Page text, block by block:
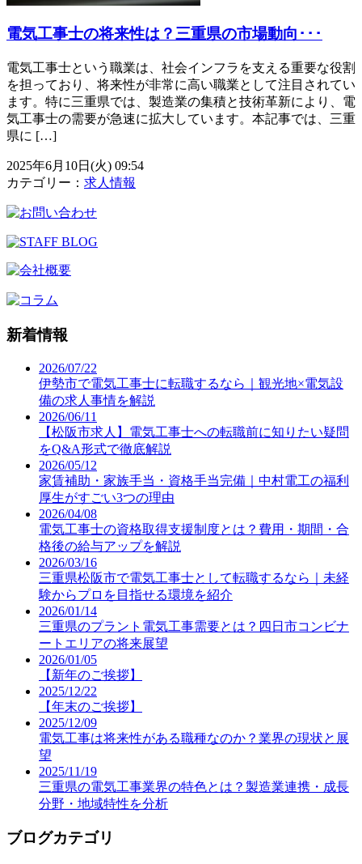
電気工事士の将来性は？三重県の市場動向･･･
電気工事士という職業は、社会インフラを支える重要な役割
を担っており、将来性が非常に高い職業として注目されてい
ます。特に三重県では、製造業の集積と技術革新により、電
気工事士の需要が急速に拡大しています。本記事では、三重
県に […]
2025年6月10日(火) 09:54
カテゴリー： 求人情報
新着情報
2026/07/22
伊勢市で電気工事士に転職するなら｜観光地×電気設
備の求人事情を解説
2026/06/11
【松阪市求人】電気工事士への転職前に知りたい疑問
をQ&A形式で徹底解説
2026/05/12
家賃補助・家族手当・資格手当完備｜中村電工の福利
厚生がすごい3つの理由
2026/04/08
電気工事士の資格取得支援制度とは？費用・期間・合
格後の給与アップを解説
2026/03/16
三重県松阪市で電気工事士として転職するなら｜未経
験からプロを目指せる環境を紹介
2026/01/14
三重県のプラント電気工事需要とは？四日市コンビナ
ートエリアの将来展望
2026/01/05
【新年のご挨拶】
2025/12/22
【年末のご挨拶】
2025/12/09
電気工事は将来性がある職種なのか？業界の現状と展
望
2025/11/19
三重県の電気工事業界の特色とは？製造業連携・成長
分野・地域特性を分析
ブログカテゴリ